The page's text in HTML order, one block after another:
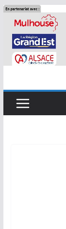
Passer
contenu